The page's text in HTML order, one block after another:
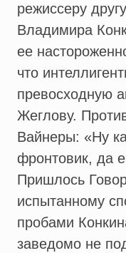
режиссеру
Владимира
ее
что
превосходную
Жеглову.
Вайнеры: «Ну
фронтовик, да
Пришлось
испытанному
пробами
заведомо не